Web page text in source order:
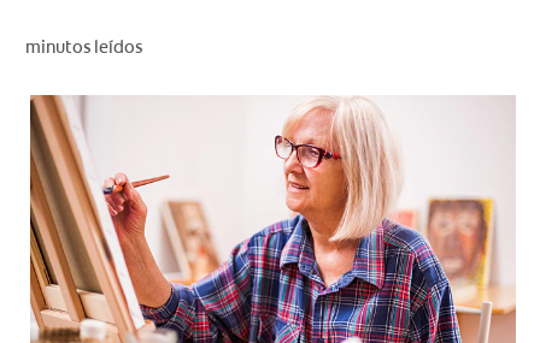
PARA PROFESIONALES
CUPONES
DÓNDE COMPRAR
BO (ES)
minutos leídos